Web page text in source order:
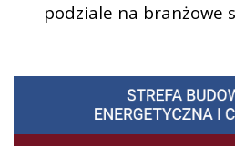
podziale na branżowe